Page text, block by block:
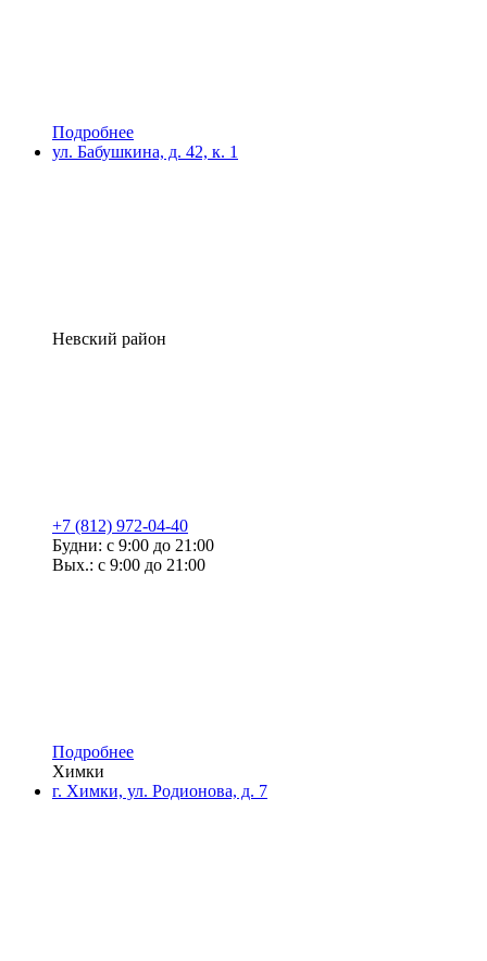
Подробнее
ул. Бабушкина, д. 42, к. 1
Невский район
+7 (812) 972-04-40
Будни: с 9:00 до 21:00
Вых.: с 9:00 до 21:00
Подробнее
Химки
г. Химки, ул. Родионова, д. 7